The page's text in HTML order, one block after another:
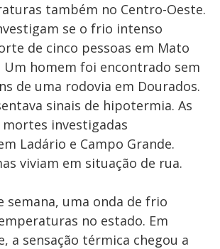
também no Centro-Oeste.
se o frio intenso
de cinco pessoas em Mato
Um homem foi encontrado sem
de uma rodovia em Dourados.
sinais de hipotermia. As
investigadas
Ladário e Campo Grande.
viviam em situação de rua.
semana, uma onda de frio
no estado. Em
a sensação térmica chegou a